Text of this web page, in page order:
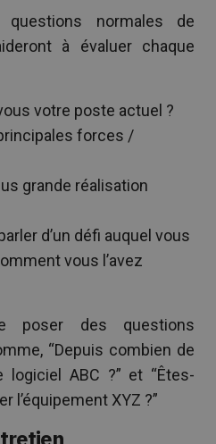
normales de
à évaluer chaque
votre poste actuel ?
forces /
grande réalisation
d’un défi auquel vous
vous l’avez
poser des questions
“Depuis combien de
ABC ?” et “Êtes-
l’équipement XYZ ?”